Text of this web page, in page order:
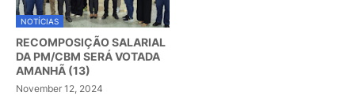
NOTÍCIAS
RECOMPOSIÇÃO SALARIAL
DA PM/CBM SERÁ VOTADA
AMANHÃ (13)
November 12, 2024